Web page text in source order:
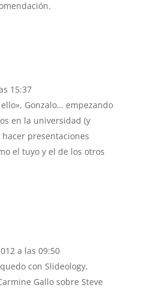
15:37
Gonzalo… empezando
en la universidad (y
presentaciones
el tuyo y el de los otros
a las 09:50
con Slideology,
Gallo sobre Steve